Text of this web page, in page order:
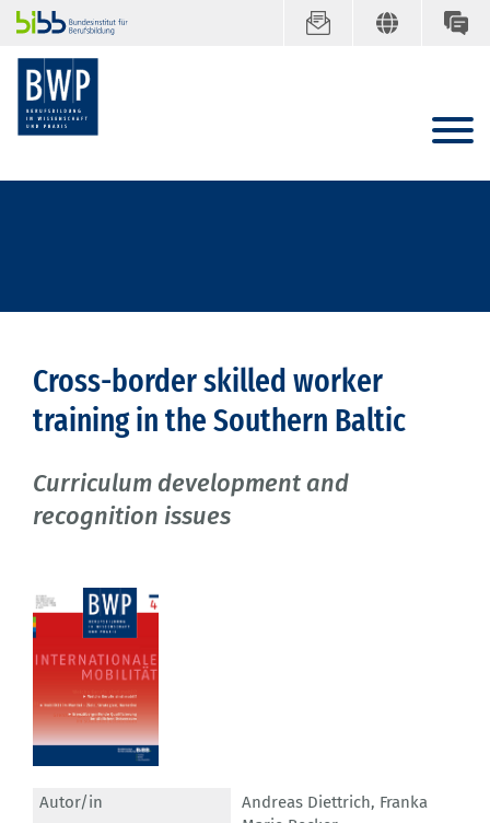
Cross-border skilled worker
training in the Southern Baltic
Curriculum development and
recognition issues
Autor/in Andreas Diettrich, Franka